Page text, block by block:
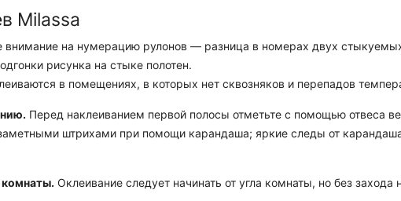
Milassa
внимание на нумерацию рулонов — разница в номерах двух
рисунка на стыке полотен.
в помещениях, в которых нет сквозняков и перепадов
Перед наклеиванием первой полосы отметьте с помощью отвеса
штрихами при помощи карандаша; яркие следы от
комнаты. Оклеивание следует начинать от угла комнаты, но без